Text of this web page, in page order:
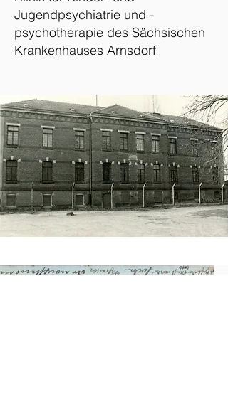
Jugendpsychiatrie und -
psychotherapie des Sächsischen
Krankenhauses Arnsdorf